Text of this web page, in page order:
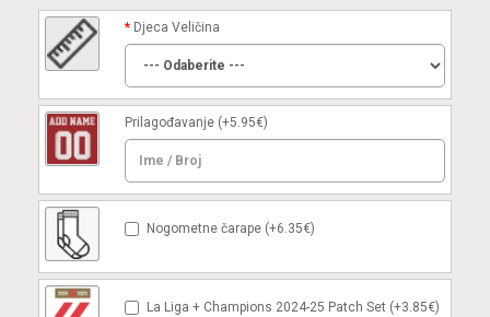
Djeca Veličina
Prilagođavanje (+5.95€)
Nogometne čarape (+6.35€)
La Liga + Champions 2024-25 Patch Set (+3.85€)